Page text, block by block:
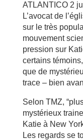
ATLANTICO 2
L’avocat de
sur le très
mouvement
pression sur
certains
que de
trace – bien
Selon TMZ,
mystérieux
Katie à New
Les regards se